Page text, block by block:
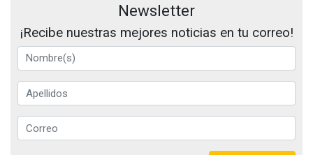
Newsletter
¡Recibe nuestras mejores noticias en tu correo!